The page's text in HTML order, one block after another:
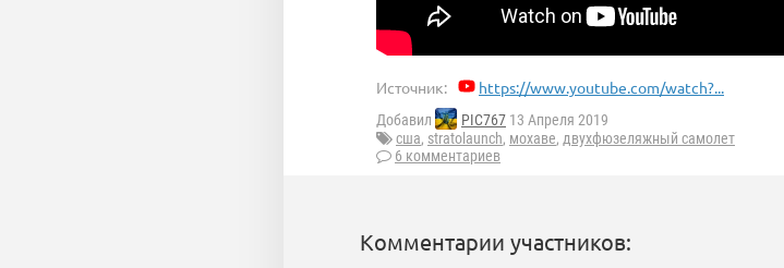
Источник: https://www.youtube.com/watch?...
Добавил PIC767 13 Апреля 2019
сша, stratolaunch, мохаве, двухфюзеляжный самолет
6 комментариев
Комментарии участников: